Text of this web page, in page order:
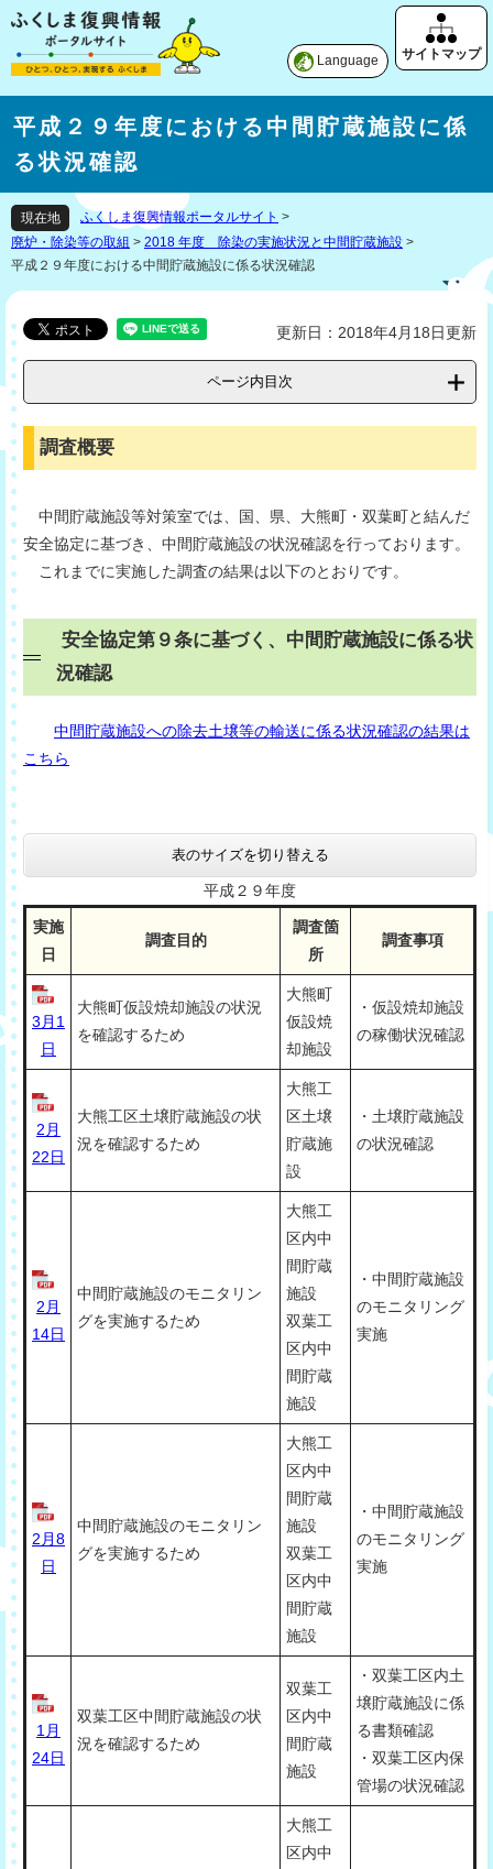
Language
平成２９年度における中間貯蔵施設に係
る状況確認
現在地 ふくしま復興情報ポータルサイト >
廃炉・除染等の取組 > 2018 年度 除染の実施状況と中間貯蔵施設 >
平成２９年度における中間貯蔵施設に係る状況確認
更新日：2018年4月18日更新
ページ内目次
調査概要
中間貯蔵施設等対策室では、国、県、大熊町・双葉町と結んだ
安全協定に基づき、中間貯蔵施設の状況確認を行っております。
これまでに実施した調査の結果は以下のとおりです。
安全協定第９条に基づく、中間貯蔵施設に係る状
況確認
中間貯蔵施設への除去土壌等の輸送に係る状況確認の結果は
こちら
表のサイズを切り替える
平成２９年度
実施
日
調査目的
調査箇
所
調査事項
3月1
日
大熊町仮設焼却施設の状況
を確認するため
大熊町
仮設焼
却施設
・仮設焼却施設
の稼働状況確認
2月
22日
大熊工区土壌貯蔵施設の状
況を確認するため
大熊工
区土壌
貯蔵施
設
・土壌貯蔵施設
の状況確認
2月
14日
中間貯蔵施設のモニタリン
グを実施するため
大熊工
区内中
間貯蔵
施設
双葉工
区内中
間貯蔵
施設
・中間貯蔵施設
のモニタリング
実施
2月8
日
中間貯蔵施設のモニタリン
グを実施するため
大熊工
区内中
間貯蔵
施設
双葉工
区内中
間貯蔵
施設
・中間貯蔵施設
のモニタリング
実施
1月
24日
双葉工区中間貯蔵施設の状
況を確認するため
双葉工
区内中
間貯蔵
施設
・双葉工区内土
壌貯蔵施設に係
る書類確認
・双葉工区内保
管場の状況確認
大熊工
区内中